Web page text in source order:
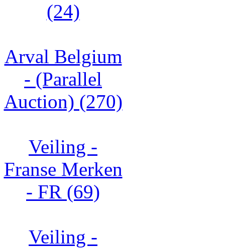
(24)
Arval Belgium
- (Parallel
Auction) (270)
Veiling -
Franse Merken
- FR (69)
Veiling -